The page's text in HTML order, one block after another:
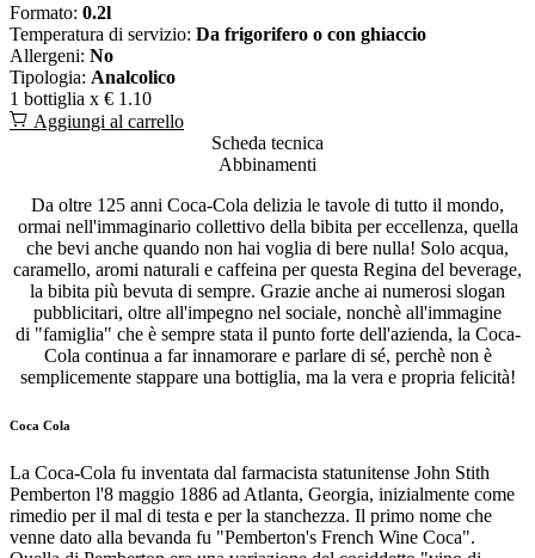
Formato: 0.2l
Temperatura di servizio: Da frigorifero o con ghiaccio
Allergeni: No
Tipologia: Analcolico
1 bottiglia x € 1.10
Aggiungi al carrello
Scheda tecnica
Abbinamenti
Da oltre 125 anni Coca-Cola delizia le tavole di tutto il mondo,
ormai nell'immaginario collettivo della bibita per eccellenza, quella
che bevi anche quando non hai voglia di bere nulla! Solo acqua,
caramello, aromi naturali e caffeina per questa Regina del beverage,
la bibita più bevuta di sempre. Grazie anche ai numerosi slogan
pubblicitari, oltre all'impegno nel sociale, nonchè all'immagine
di "famiglia" che è sempre stata il punto forte dell'azienda, la Coca-
Cola continua a far innamorare e parlare di sé, perchè non è
semplicemente stappare una bottiglia, ma la vera e propria felicità!
Coca Cola
La Coca-Cola fu inventata dal farmacista statunitense John Stith
Pemberton l'8 maggio 1886 ad Atlanta, Georgia, inizialmente come
rimedio per il mal di testa e per la stanchezza. Il primo nome che
venne dato alla bevanda fu "Pemberton's French Wine Coca".